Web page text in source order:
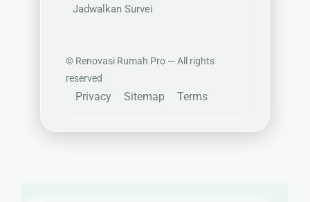
Jadwalkan Survei
© Renovasi Rumah Pro — All rights
reserved
Privacy Sitemap Terms